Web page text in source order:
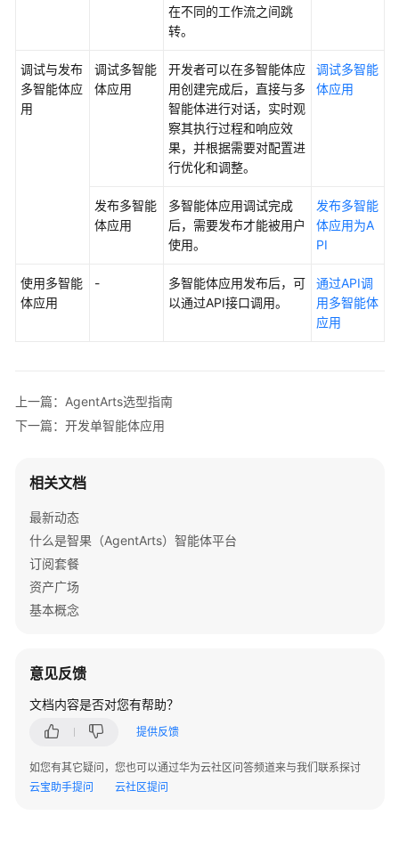
（SLA）
区
域
限
在不同的工作流之间跳
转。
调试与发布
多智能体应
用
调试多智能
体应用
开发者可以在多智能体应
用创建完成后，直接与多
智能体进行对话，实时观
察其执行过程和响应效
果，并根据需要对配置进
行优化和调整。
调试多智能
体应用
发布多智能
体应用
多智能体应用调试完成
后，需要发布才能被用户
使用。
发布多智能
体应用为A
PI
使用多智能
体应用
-
多智能体应用发布后，可
以通过API接口调用。
通过API调
用多智能体
应用
上一篇：AgentArts选型指南
下一篇：开发单智能体应用
相关文档
最新动态
什么是智果（AgentArts）智能体平台
订阅套餐
资产广场
基本概念
意见反馈
文档内容是否对您有帮助？
提供反馈
如您有其它疑问，您也可以通过华为云社区问答频道来与我们联系探讨
云宝助手提问
云社区提问